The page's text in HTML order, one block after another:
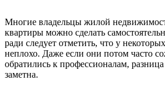
Многие владельцы жилой
квартиры можно сделать
ради следует отметить, что у
неплохо. Даже если они потом часто
обратились к профессионалам,
заметна.